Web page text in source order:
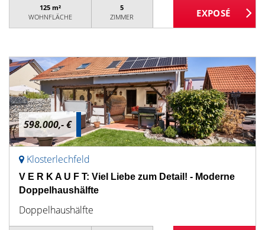
125 m²
WOHNFLÄCHE
5
ZIMMER
598.000,- €
Klosterlechfeld
V E R K A U F T: Viel Liebe zum Detail! - Moderne
Doppelhaushälfte
Doppelhaushälfte